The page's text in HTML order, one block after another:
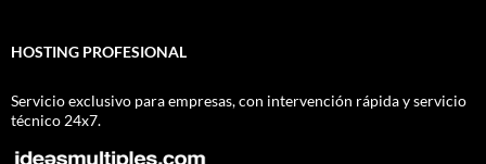
HOSTING PROFESIONAL
Servicio exclusivo para empresas, con intervención rápida y servicio
técnico 24x7.